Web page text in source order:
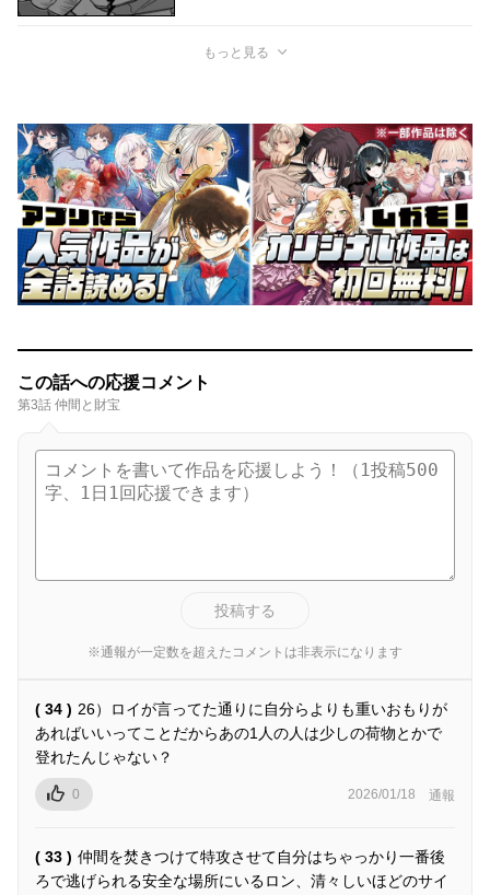
もっと見る
この話への応援コメント
第3話 仲間と財宝
投稿する
※通報が一定数を超えたコメントは非表示になります
( 34 ) 26）ロイが言ってた通りに自分らよりも重いおもりが
あればいいってことだからあの1人の人は少しの荷物とかで
登れたんじゃない？
0 2026/01/18 通報
( 33 ) 仲間を焚きつけて特攻させて自分はちゃっかり一番後
ろで逃げられる安全な場所にいるロン、清々しいほどのサイ